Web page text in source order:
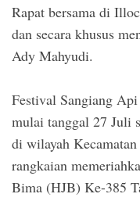
Rapat bersama di
dan secara khusus
Ady Mahyudi.
Festival Sangiang
mulai tanggal 27 Juli
di wilayah
rangkaian
Bima (HJB) Ke-385